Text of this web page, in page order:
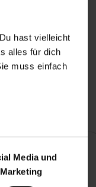
hast vielleicht
alles für dich
muss einfach
der
Werbung
Media und
Marketing